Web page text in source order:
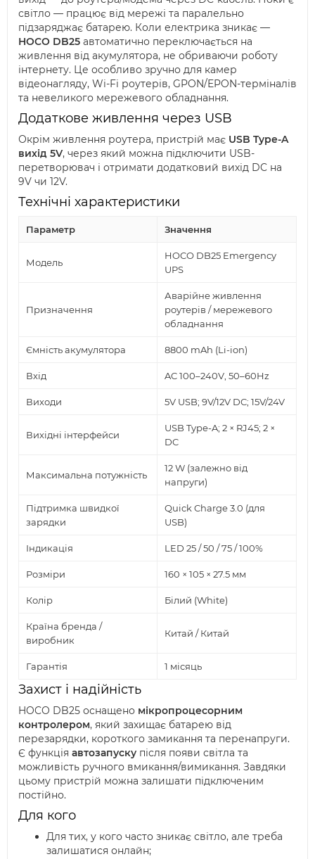
світло — працює від мережі та паралельно
підзаряджає батарею. Коли електрика зникає —
HOCO DB25 автоматично переключається на
живлення від акумулятора, не обриваючи роботу
інтернету. Це особливо зручно для камер
відеонагляду, Wi-Fi роутерів, GPON/EPON-терміналів
та невеликого мережевого обладнання.
Додаткове живлення через USB
Окрім живлення роутера, пристрій має USB Type-A
вихід 5V, через який можна підключити USB-
перетворювач і отримати додатковий вихід DC на
9V чи 12V.
Технічні характеристики
Параметр Значення
Модель
HOCO DB25 Emergency
UPS
Призначення
Аварійне живлення
роутерів / мережевого
обладнання
Ємність акумулятора 8800 mAh (Li-ion)
Вхід AC 100–240V, 50–60Hz
Виходи 5V USB; 9V/12V DC; 15V/24V
Вихідні інтерфейси
USB Type-A; 2 × RJ45; 2 ×
DC
Максимальна потужність
12 W (залежно від
напруги)
Підтримка швидкої
зарядки
Quick Charge 3.0 (для
USB)
Індикація LED 25 / 50 / 75 / 100%
Розміри 160 × 105 × 27.5 мм
Колір Білий (White)
Країна бренда /
виробник
Китай / Китай
Гарантія 1 місяць
Захист і надійність
HOCO DB25 оснащено мікропроцесорним
контролером, який захищає батарею від
перезарядки, короткого замикання та перенапруги.
Є функція автозапуску після появи світла та
можливість ручного вмикання/вимикання. Завдяки
цьому пристрій можна залишати підключеним
постійно.
Для кого
Для тих, у кого часто зникає світло, але треба
залишатися онлайн;